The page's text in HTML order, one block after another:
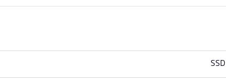
SSD